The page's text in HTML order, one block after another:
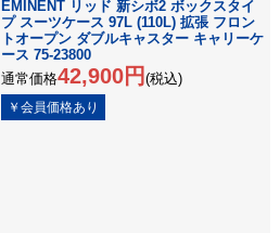
EMINENT リッド 新シボ2 ボックスタイ
プ スーツケース 97L (110L) 拡張 フロン
トオープン ダブルキャスター キャリーケ
ース 75-23800
通常価格42,900円 (税込)